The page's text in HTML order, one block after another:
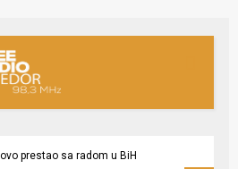
prestao sa radom u BiH